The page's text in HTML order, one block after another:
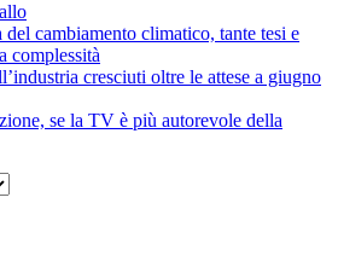
del cambiamento climatico, tante tesi e
complessità
cresciuti oltre le attese a giugno
se la TV è più autorevole della